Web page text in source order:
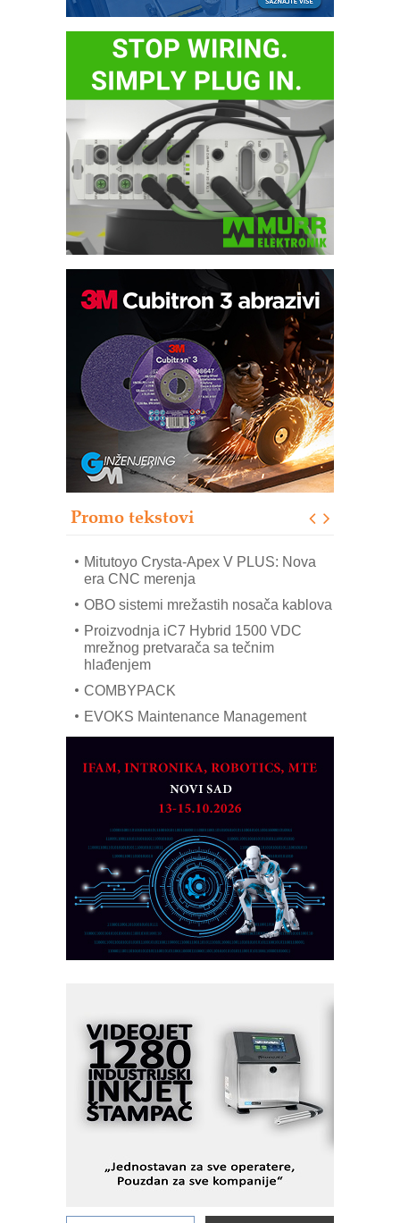
Promo tekstovi
Automatizacija pakovanja · Display
(Shelf-Ready) omotnice
Potpuna efikasnost bez složenih
sistema
Trajna oznaka kao dugoročna korist
Bezbednost na prvom mestu!
IB BLUMENAUER - više od 40 godina
poverenja u industriji
Art Utopia Studio – vizuelne priče
Mitutoyo Crysta-Apex V PLUS: Nova
era CNC merenja
OBO sistemi mrežastih nosača kablova
Proizvodnja iC7 Hybrid 1500 VDC
mrežnog pretvarača sa tečnim
hlađenjem
COMBYPACK
EVOKS Maintenance Management
na viši nivo
Detekcija različitih oblika
MAREX - Lim i mašine za savremena
rešenja
Marcom-plast d.o.o.- vaš pouzdan
partner
CTO - Prilagodite svoju toplinsku
obradu!
Razvoj asortimanskog pravca MINI-
PLC AKYTEC
MOTOMAN – NEXT-Robotika vođena
veštačkom inteligencijom
I.SAFE MOBILE revolucioniše
industrijsku automatizaciju
pionirskimmobile operator PANEL-OM
Fleksibilno stezanje i brzo
KIP KOP – napredna rešenja za
savremene industrijske i logističke